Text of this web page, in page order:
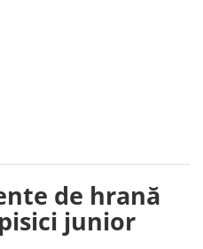
de hrană
junior